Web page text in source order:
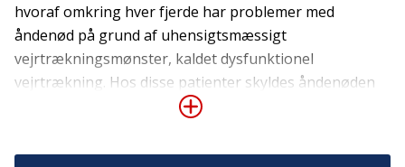
hvoraf omkring hver fjerde har problemer med
åndenød på grund af uhensigtsmæssigt
vejrtrækningsmønster, kaldet dysfunktionel
vejrtrækning. Hos disse patienter skyldes åndenøden
ikke selve astmaen, så mere inhalationsmedicin, som
patienternes hverdag derfor svært påvirket af kronisk
Tilmeld nyhedsbrev
De seneste nyheder om TrygFondens og TryghedsGruppens
aktiviteter direkte i din indbakke.